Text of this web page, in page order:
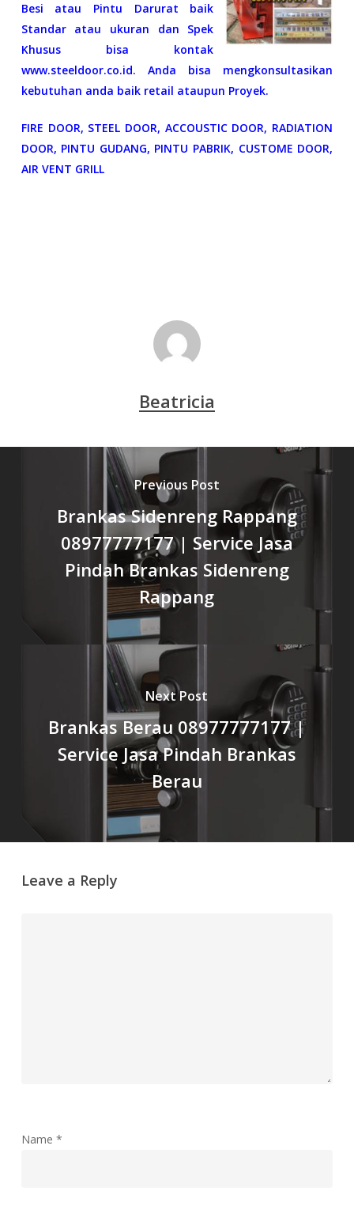
Besi atau Pintu Darurat baik
Standar atau ukuran dan Spek
Khusus bisa kontak
www.steeldoor.co.id. Anda bisa mengkonsultasikan
kebutuhan anda baik retail ataupun Proyek.
FIRE DOOR, STEEL DOOR, ACCOUSTIC DOOR, RADIATION
DOOR, PINTU GUDANG, PINTU PABRIK, CUSTOME DOOR,
AIR VENT GRILL
Beatricia
Previous Post
Brankas Sidenreng Rappang
08977777177 | Service Jasa
Pindah Brankas Sidenreng
Rappang
Next Post
Brankas Berau 08977777177 |
Service Jasa Pindah Brankas
Berau
Leave a Reply
Name *